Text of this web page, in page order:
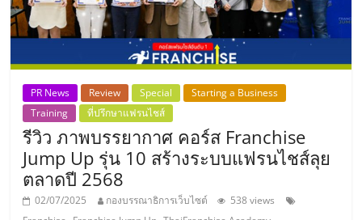
ไว,
ที่
ปรึกษา
การ
ลงทุน
PR News Review Special
Starting a Business
Training
ที่ปรึกษาแฟรนไชส์
รีวิว ภาพบรรยากาศ คอร์ส Franchise
Jump Up รุ่น 10 สร้างระบบแฟรนไชส์ลุย
ตลาดปี 2568
02/07/2025 กองบรรณาธิการเว็บไซต์
538 views